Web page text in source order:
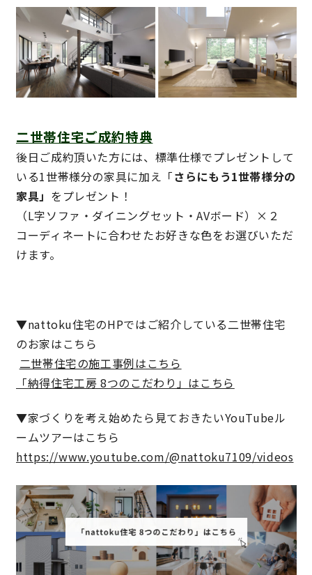
生涯続く安心のアフターフォロー
ラインナップ
Groovin’
nattoku住宅25周年記念モデル
Glass Arts
Blue Style
納得リフォームスタジオ
分譲住宅･不動産 スタッフブログ
施工事例 お客さまの声
お知らせ 土地情報
近日分譲予定情報 会社情報
動画ギャラリー 採用情報
二世帯住宅ご成約特典
後日ご成約頂いた方には、標準仕様でプレゼントして
いる1世帯様分の家具に加え「さらにもう1世帯様分の
家具」 をプレゼント！
（L字ソファ・ダイニングセット・AVボード）×２
コーディネートに合わせたお好きな色をお選びいただ
けます。
▼nattoku住宅のHPではご紹介している二世帯住宅
のお家はこちら
二世帯住宅の施工事例はこちら
「納得住宅工房 8つのこだわり」はこちら
▼家づくりを考え始めたら見ておきたいYouTubeル
ームツアーはこちら
https://www.youtube.com/@nattoku7109/videos